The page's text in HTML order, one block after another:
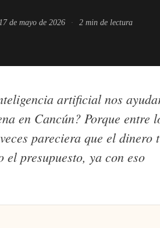
de mayo de 2026 · 2min de lectura
artificial nos
en Cancún? Porque entre
pareciera que el dinero
el presupuesto, ya con eso